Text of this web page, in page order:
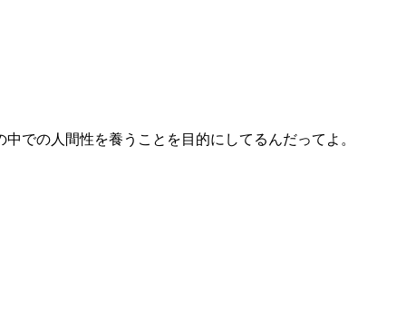
の人間性を養うことを目的にしてるんだってよ。